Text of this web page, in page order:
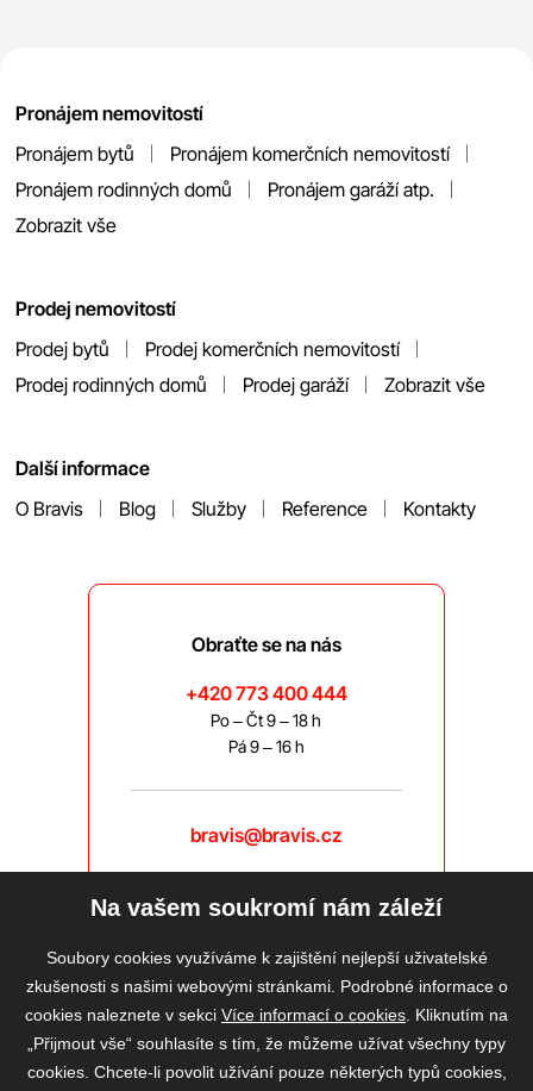
Pronájem nemovitostí
Pronájem bytů
Pronájem komerčních nemovitostí
Pronájem rodinných domů
Pronájem garáží atp.
Zobrazit vše
Prodej nemovitostí
Prodej bytů
Prodej komerčních nemovitostí
Prodej rodinných domů
Prodej garáží Zobrazit vše
Další informace
O Bravis
Blog Služby Reference Kontakty
Obraťte se na nás
+420 773 400 444
Po – Čt 9 – 18 h
Pá 9 – 16 h
bravis@bravis.cz
Na vašem soukromí nám záleží
Soubory cookies využíváme k zajištění nejlepší uživatelské
zkušenosti s našimi webovými stránkami. Podrobné informace o
cookies naleznete v sekci Více informací o cookies . Kliknutím na
„Přijmout vše“ souhlasíte s tím, že můžeme užívat všechny typy
cookies. Chcete-li povolit užívání pouze některých typů cookies,